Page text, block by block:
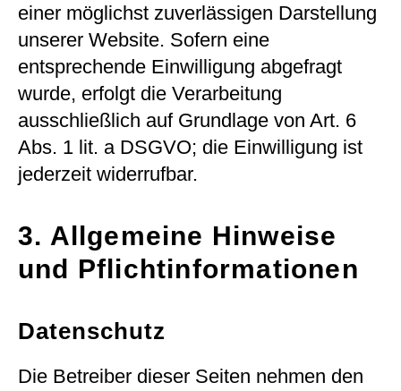
einer möglichst zuverlässigen Darstellung
unserer Website. Sofern eine
entsprechende Einwilligung abgefragt
wurde, erfolgt die Verarbeitung
ausschließlich auf Grundlage von Art. 6
Abs. 1 lit. a DSGVO; die Einwilligung ist
jederzeit widerrufbar.
3. Allgemeine Hinweise
und Pflicht­informationen
Datenschutz
Die Betreiber dieser Seiten nehmen den